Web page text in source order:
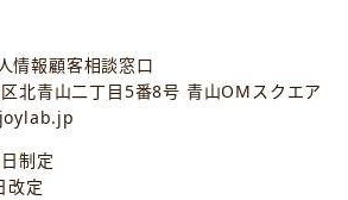
情報顧客相談窓口
北青山二丁目5番8号 青山OMスクエア
制定
改定